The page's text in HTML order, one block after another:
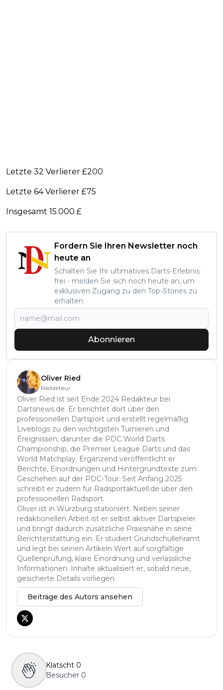
Letzte 32 Verlierer £200
Letzte 64 Verlierer £75
Insgesamt 15.000 £
Fordern Sie Ihren Newsletter noch
heute an
Schalten Sie Ihr ultimatives Darts-Erlebnis
frei - melden Sie sich noch heute an, um
exklusiven Zugang zu den Top-Stories zu
erhalten.
Abonnieren
Oliver Ried
Redakteur
Oliver Ried ist seit Ende 2024 Redakteur bei
Dartsnews.de. Er berichtet dort über den
professionellen Dartsport und erstellt regelmäßig
Liveblogs zu den wichtigsten Turnieren und
Ereignissen, darunter die PDC World Darts
Championship, die Premier League Darts und das
World Matchplay. Ergänzend veröffentlicht er
Berichte, Einordnungen und Hintergrundtexte zum
Geschehen auf der PDC-Tour. Seit Anfang 2025
schreibt er zudem für Radsportaktuell.de über den
professionellen Radsport.
Oliver ist in Würzburg stationiert. Neben seiner
redaktionellen Arbeit ist er selbst aktiver Dartspieler
und bringt dadurch zusätzliche Praxisnähe in seine
Berichterstattung ein. Er studiert Grundschullehramt
und legt bei seinen Artikeln Wert auf sorgfältige
Quellenprüfung, klare Einordnung und verlässliche
Informationen. Inhalte aktualisiert er, sobald neue,
gesicherte Details vorliegen.
Beiträge des Autors ansehen
Klatscht 0
Besucher 0